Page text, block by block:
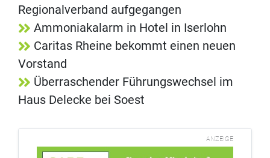
Regionalverband aufgegangen
Ammoniakalarm in Hotel in Iserlohn
Caritas Rheine bekommt einen neuen
Vorstand
Überraschender Führungswechsel im
Haus Delecke bei Soest
ANZEIGE